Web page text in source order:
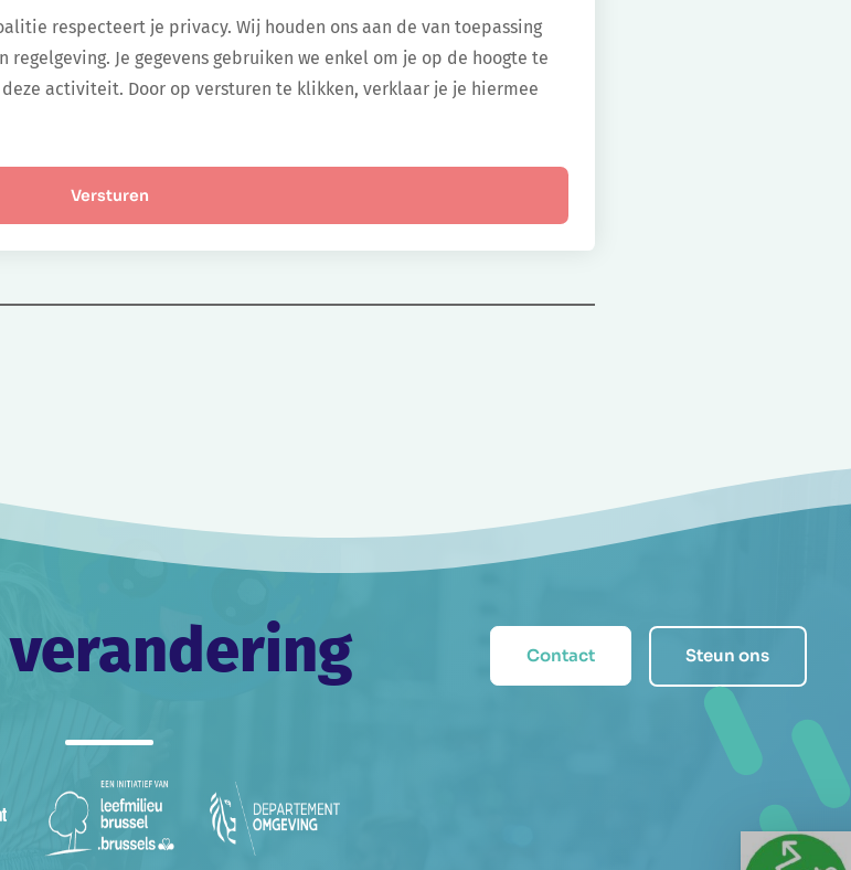
respecteert je privacy. Wij houden ons aan de van toepassing
regelgeving. Je gegevens gebruiken we enkel om je op de hoogte te
deze activiteit. Door op versturen te klikken, verklaar je je hiermee
Contact Steun ons